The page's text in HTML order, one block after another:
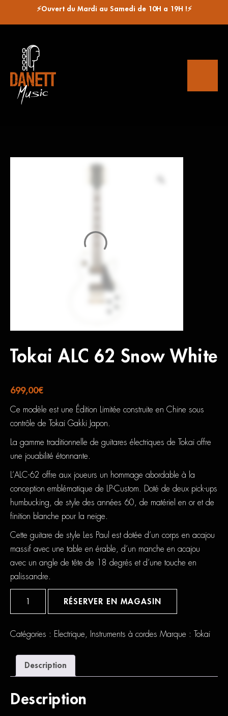
⚡Ouvert du Mardi au Samedi de 10H a 19H !⚡
Tokai ALC 62 Snow White
699,00€
Ce modèle est une Édition Limitée construite en Chine sous
contrôle de Tokai Gakki Japon.
La gamme traditionnelle de guitares électriques de Tokai offre
une jouabilité étonnante.
L’ALC-62 offre aux joueurs un hommage abordable à la
conception emblématique de LP-Custom. Doté de deux pick-ups
humbucking, de style des années 60, de matériel en or et de
finition blanche pour la neige.
Cette guitare de style Les Paul est dotée d’un corps en acajou
massif avec une table en érable, d’un manche en acajou
avec un angle de tête de 18 degrés et d’une touche en
palissandre.
Snow
White
RÉSERVER EN MAGASIN
Catégories : Electrique Instruments à cordes Marque : Tokai
Description
Description